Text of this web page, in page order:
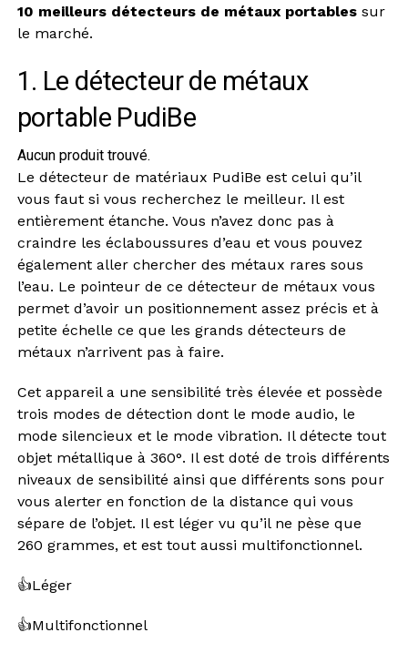
10 meilleurs détecteurs de métaux portablessur
le marché.
1. Le détecteur de métaux
portable PudiBe
Aucun produit trouvé.
Le détecteur de matériaux PudiBe est celui qu’il
vous faut si vous recherchez le meilleur. Il est
entièrement étanche. Vous n’avez donc pas à
craindre les éclaboussures d’eau et vous pouvez
également aller chercher des métaux rares sous
l’eau. Le pointeur de ce détecteur de métaux vous
permet d’avoir un positionnement assez précis et à
petite échelle ce que les grands détecteurs de
métaux n’arrivent pas à faire.
Cet appareil a une sensibilité très élevée et possède
trois modes de détection dont le mode audio, le
mode silencieux et le mode vibration. Il détecte tout
objet métallique à 360°. Il est doté de trois différents
niveaux de sensibilité ainsi que différents sons pour
vous alerter en fonction de la distance qui vous
sépare de l’objet. Il est léger vu qu’il ne pèse que
260 grammes, et est tout aussi multifonctionnel.
👍Léger
👍Multifonctionnel